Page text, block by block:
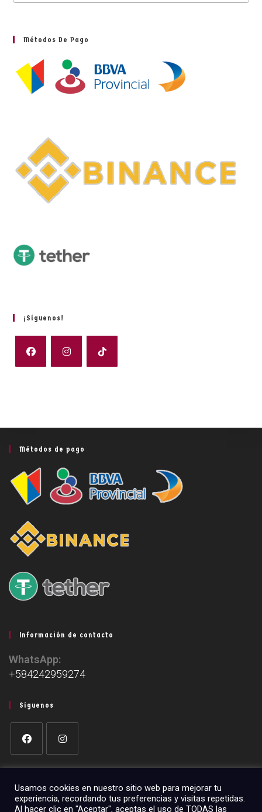
Métodos De Pago
¡Síguenos!
Métodos de pago
Información de contacto
WhatsApp:
+584242959274
Síguenos
Preguntas frecuentes Contacto
Términos y Condiciones de Uso
Usamos cookies en nuestro sitio web para mejorar tu
experiencia, recordando tus preferencias y visitas repetidas.
Al hacer clic en "Aceptar", aceptas el uso de TODAS las